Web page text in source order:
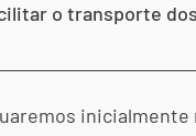
o transporte
inicialmente